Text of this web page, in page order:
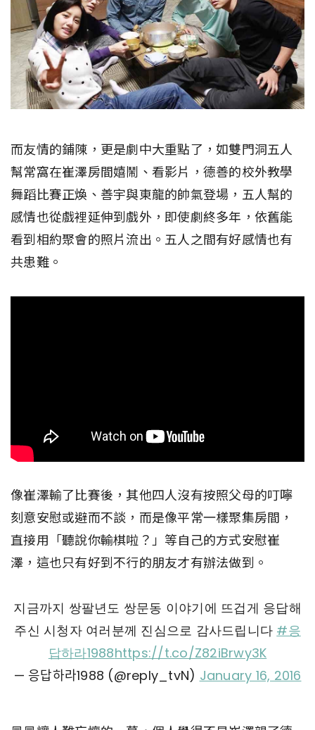
而友情的鋪陳，更是劇中大重點了，如雙門洞五人
幫常窩在崔澤房間嬉鬧、看影片，德善的校外教學
舞蹈比賽正煥、善宇與東龍的帥氣登場，五人幫的
感情也從戲裡延伸到戲外，即使劇終多年，依舊能
看到相約聚會的照片流出。五人之間有好感情也有
共患難。
像崔澤輸了比賽後，其他四人沒有按照父母的叮嚀
刻意安慰或避而不談，而是像平常一樣聚集房間，
直接用「聽說你輸棋啦？」等自己的方式安慰崔
澤，這也只有好到不行的朋友才有辦法做到。
지금까지 쌍팔년도 쌍문동 이야기에 뜨겁게 응답해
주신 시청자 여러분께 진심으로 감사드립니다 #응
답하라1988https://t.co/Z82iBrwy3K
— 응답하라1988 (@reply_tvN) January 16, 2016